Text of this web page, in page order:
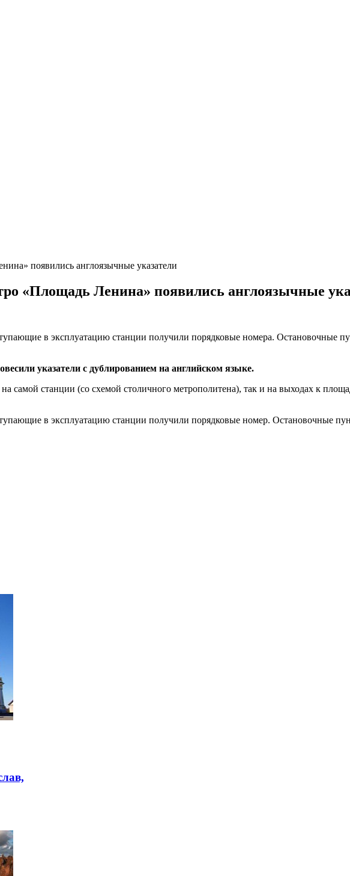
появились англоязычные указатели
«Площадь Ленина» появились англоязычные
в эксплуатацию станции получили порядковые номера. Остановочные
указатели с дублированием на английском языке.
самой станции (со схемой столичного метрополитена), так и на выходах к
в эксплуатацию станции получили порядковые номер. Остановочные